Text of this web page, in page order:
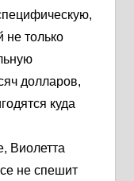
не только
долларов,
куда
Виолетта
не спешит